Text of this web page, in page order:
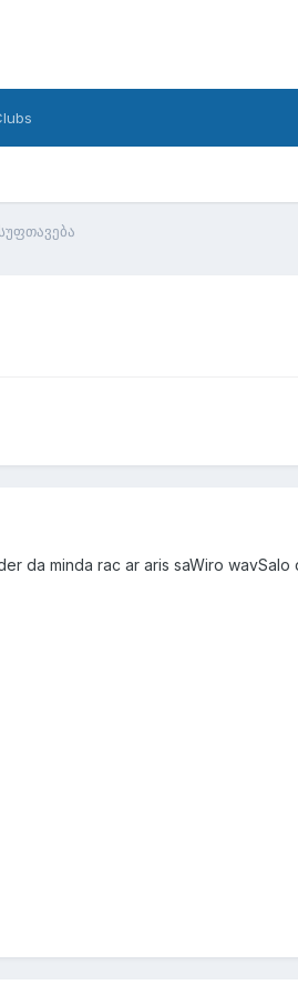
da minda rac ar aris saWiro wavSalo